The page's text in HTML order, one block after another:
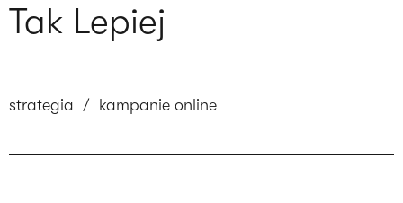
Tak Lepiej
strategia / kampanie online